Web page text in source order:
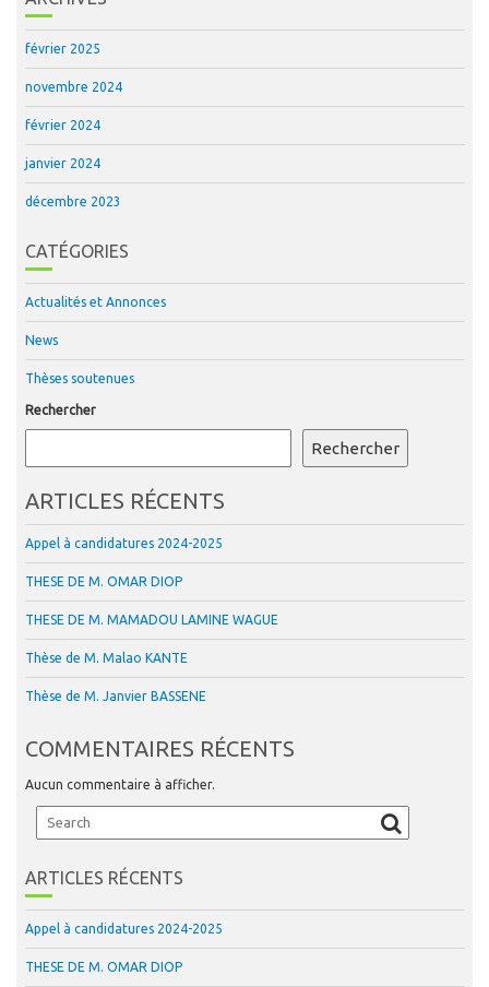
février 2025
novembre 2024
février 2024
janvier 2024
décembre 2023
CATÉGORIES
Actualités et Annonces
News
Thèses soutenues
Rechercher
Rechercher
ARTICLES RÉCENTS
Appel à candidatures 2024-2025
THESE DE M. OMAR DIOP
THESE DE M. MAMADOU LAMINE WAGUE
Thèse de M. Malao KANTE
Thèse de M. Janvier BASSENE
COMMENTAIRES RÉCENTS
Aucun commentaire à afficher.
ARTICLES RÉCENTS
Appel à candidatures 2024-2025
THESE DE M. OMAR DIOP